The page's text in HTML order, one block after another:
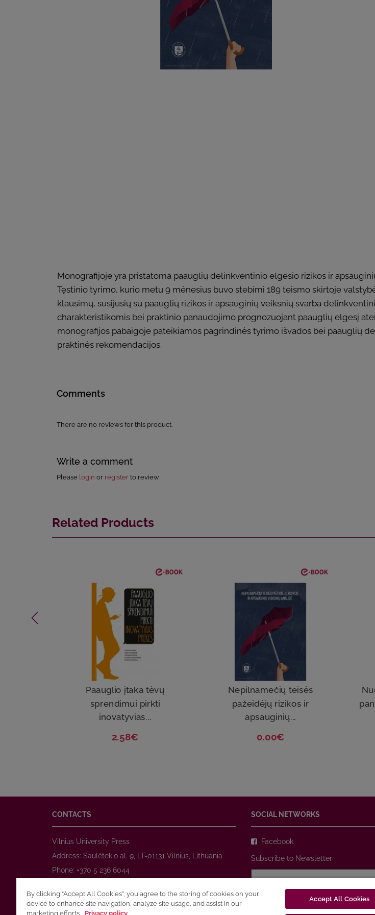
Monografijoje yra pristatoma paauglių delinkventinio elgesio rizikos ir
Tęstinio tyrimo, kurio metu 9 mėnesius buvo stebimi 189 teismo skirtoje
klausimų, susijusių su paauglių rizikos ir apsauginių veiksnių svarba
charakteristikomis bei praktinio panaudojimo prognozuojant paauglių elgesį
monografijos pabaigoje pateikiamos pagrindinės tyrimo išvados bei paauglių
praktinės rekomendacijos.
Comments
There are no reviews for this product.
Write a comment
Please login or register to review
Related Products
Paauglio įtaka tėvų
sprendimui pirkti
inovatyvias...
2.58€
Nepilnamečių teisės
pažeidėjų rizikos ir
apsauginių...
0.00€
CONTACTS
Vilnius University Press
Address: Saulėtekio al. 9, LT-01131 Vilnius, Lithuania
Phone: +370 5 236 6044
E-mail:prekyba@leidykla.vu.lt
www.journals.vu.lt
SOCIAL NETWORKS
Facebook
Subscribe to Newsletter
Privacy Policy
By clicking “Accept All Cookies”, you agree to the storing of cookies on your
device to enhance site navigation, analyze site usage, and assist in our
marketing efforts. Privacy policy
Accept All Cookies